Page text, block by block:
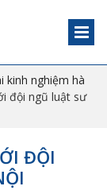
kinh nghiệm hà
đội ngũ luật sư
ĐỘI